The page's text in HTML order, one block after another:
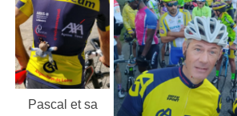
Pascal et sa